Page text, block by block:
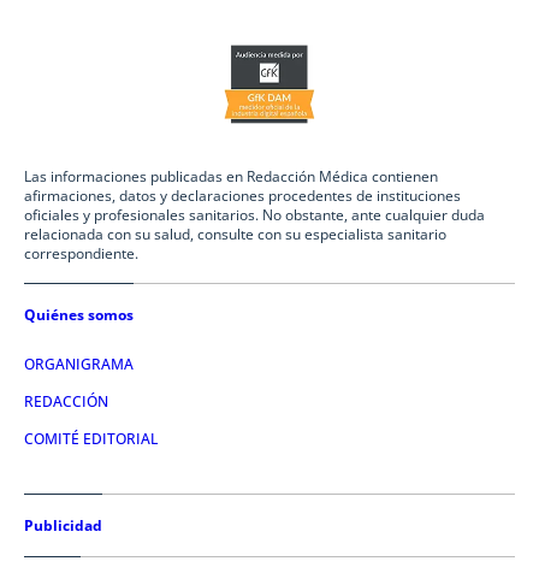
Las informaciones publicadas en Redacción Médica contienen
afirmaciones, datos y declaraciones procedentes de instituciones
oficiales y profesionales sanitarios. No obstante, ante cualquier duda
relacionada con su salud, consulte con su especialista sanitario
correspondiente.
Quiénes somos
ORGANIGRAMA
REDACCIÓN
COMITÉ EDITORIAL
Publicidad